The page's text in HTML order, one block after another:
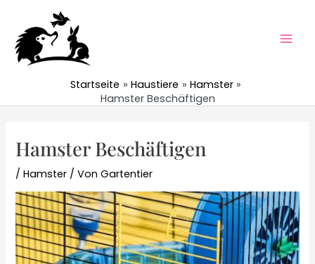
springen
Startseite Haustiere
Hamster
Hamster Beschäftigen
Hamster Beschäftigen
/Hamster / VonGartentier